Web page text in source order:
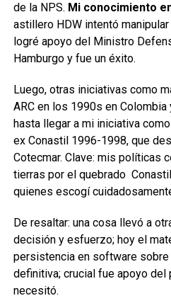
de la NPS. Mi conocimiento
astillero HDW intentó
logré apoyo del Ministro
Hamburgo y fue un éxito.
Luego, otras iniciativas como
ARC en los 1990s en
hasta llegar a mi iniciativa
ex Conastil 1996-1998, que
Cotecmar. Clave: mis políticas
tierras por el quebrado
quienes escogí
De resaltar: una cosa llevó a
decisión y esfuerzo; hoy el
persistencia en software
definitiva; crucial fue apoyo del
necesitó.